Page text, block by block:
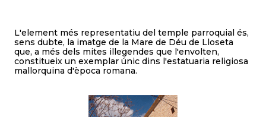
L'element més representatiu del temple parroquial és,
sens dubte, la imatge de la Mare de Déu de Lloseta
que, a més dels mites illegendes que l'envolten,
constitueix un exemplar únic dins l'estatuaria religiosa
mallorquina d'època romana.